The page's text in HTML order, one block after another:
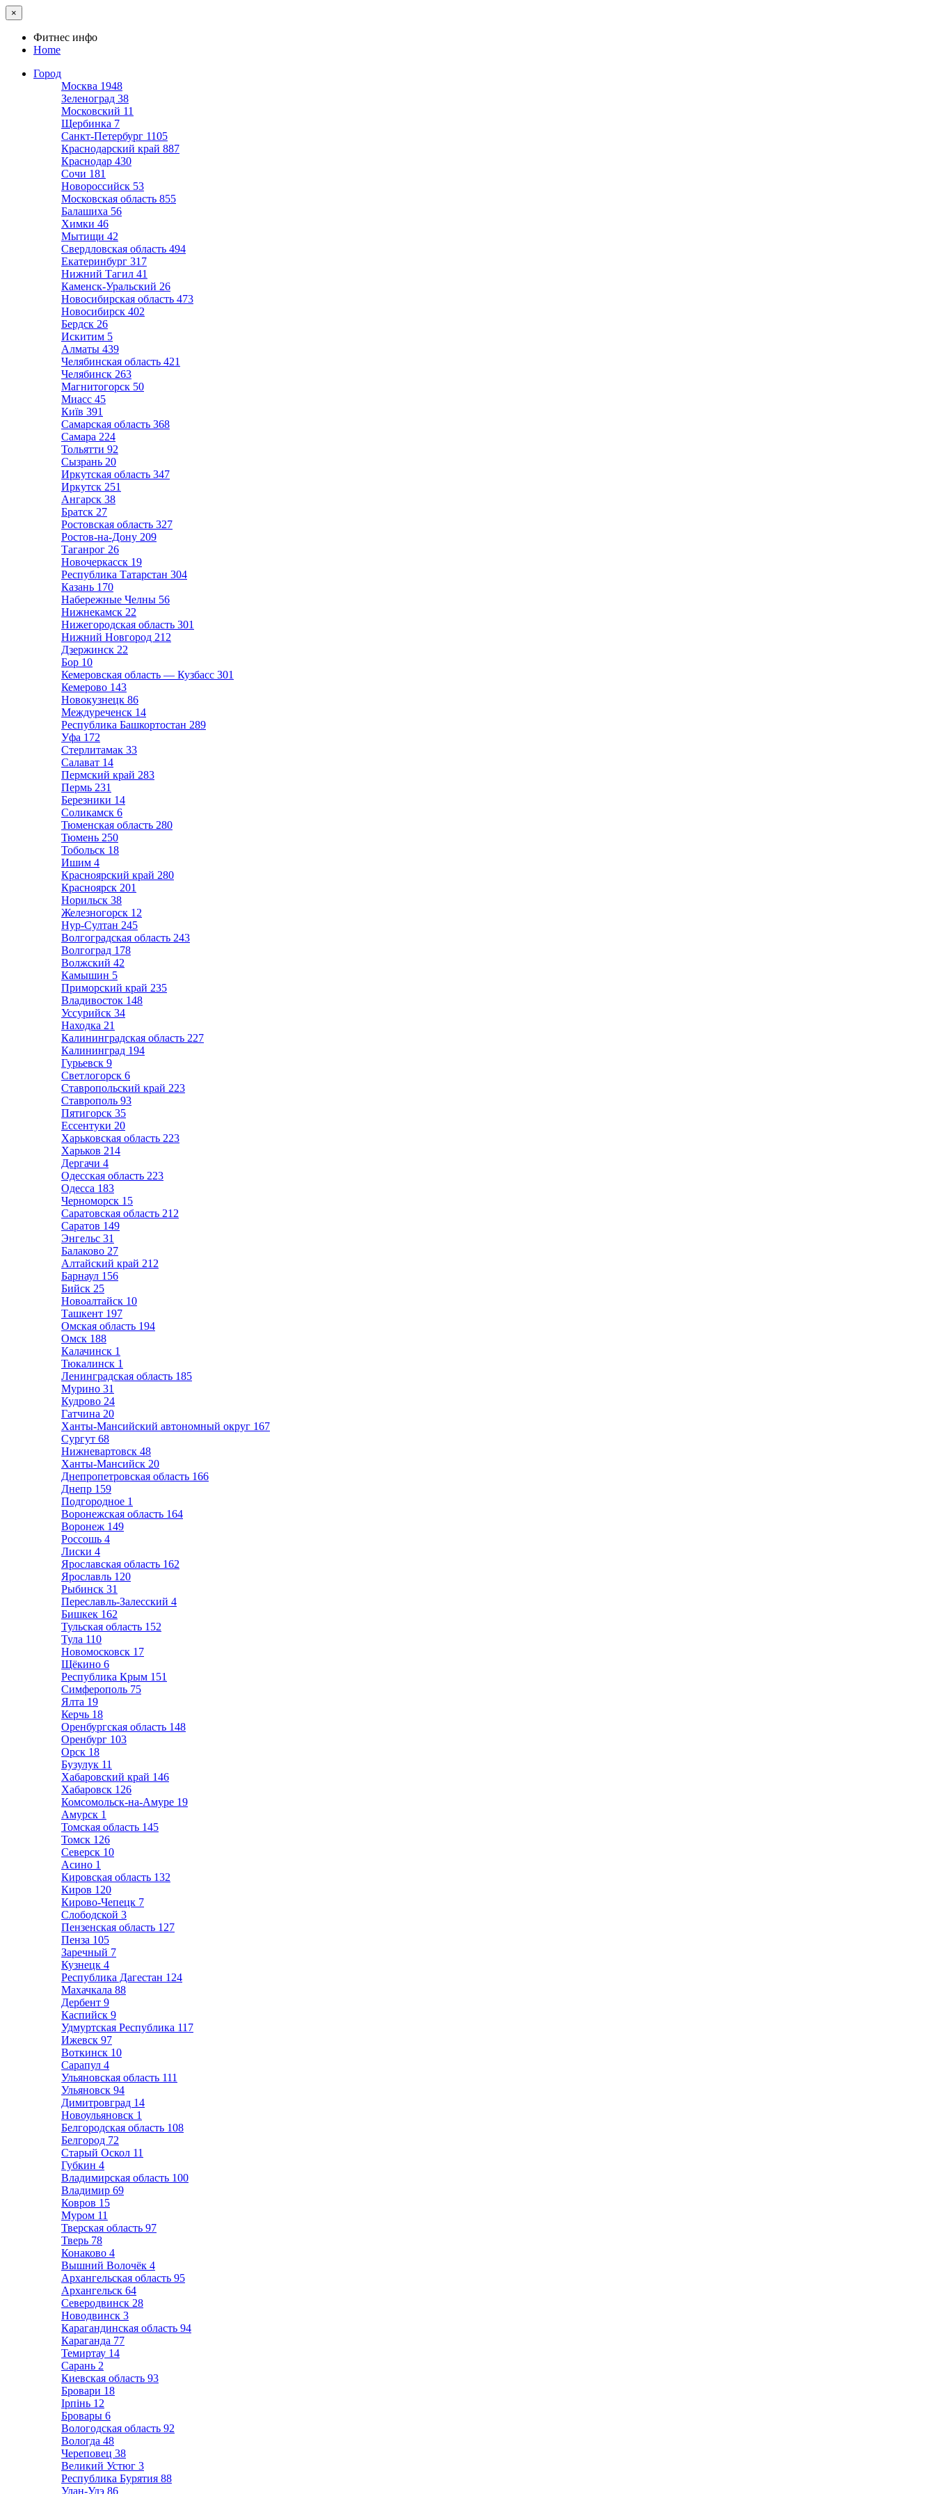
×
Фитнес инфо
Home
Город
Москва 1948
Зеленоград 38
Московский 11
Щербинка 7
Санкт-Петербург 1105
Краснодарский край 887
Краснодар 430
Сочи 181
Новороссийск 53
Московская область 855
Балашиха 56
Химки 46
Мытищи 42
Свердловская область 494
Екатеринбург 317
Нижний Тагил 41
Каменск-Уральский 26
Новосибирская область 473
Новосибирск 402
Бердск 26
Искитим 5
Алматы 439
Челябинская область 421
Челябинск 263
Магнитогорск 50
Миасс 45
Київ 391
Самарская область 368
Самара 224
Тольятти 92
Сызрань 20
Иркутская область 347
Иркутск 251
Ангарск 38
Братск 27
Ростовская область 327
Ростов-на-Дону 209
Таганрог 26
Новочеркасск 19
Республика Татарстан 304
Казань 170
Набережные Челны 56
Нижнекамск 22
Нижегородская область 301
Нижний Новгород 212
Дзержинск 22
Бор 10
Кемеровская область — Кузбасс 301
Кемерово 143
Новокузнецк 86
Междуреченск 14
Республика Башкортостан 289
Уфа 172
Стерлитамак 33
Салават 14
Пермский край 283
Пермь 231
Березники 14
Соликамск 6
Тюменская область 280
Тюмень 250
Тобольск 18
Ишим 4
Красноярский край 280
Красноярск 201
Норильск 38
Железногорск 12
Нур-Султан 245
Волгоградская область 243
Волгоград 178
Волжский 42
Камышин 5
Приморский край 235
Владивосток 148
Уссурийск 34
Находка 21
Калининградская область 227
Калининград 194
Гурьевск 9
Светлогорск 6
Ставропольский край 223
Ставрополь 93
Пятигорск 35
Ессентуки 20
Харьковская область 223
Харьков 214
Дергачи 4
Одесская область 223
Одесса 183
Черноморск 15
Саратовская область 212
Саратов 149
Энгельс 31
Балаково 27
Алтайский край 212
Барнаул 156
Бийск 25
Новоалтайск 10
Ташкент 197
Омская область 194
Омск 188
Калачинск 1
Тюкалинск 1
Ленинградская область 185
Мурино 31
Кудрово 24
Гатчина 20
Ханты-Мансийский автономный округ 167
Сургут 68
Нижневартовск 48
Ханты-Мансийск 20
Днепропетровская область 166
Днепр 159
Подгородное 1
Воронежская область 164
Воронеж 149
Россошь 4
Лиски 4
Ярославская область 162
Ярославль 120
Рыбинск 31
Переславль-Залесский 4
Бишкек 162
Тульская область 152
Тула 110
Новомосковск 17
Щёкино 6
Республика Крым 151
Симферополь 75
Ялта 19
Керчь 18
Оренбургская область 148
Оренбург 103
Орск 18
Бузулук 11
Хабаровский край 146
Хабаровск 126
Комсомольск-на-Амуре 19
Амурск 1
Томская область 145
Томск 126
Северск 10
Асино 1
Кировская область 132
Киров 120
Кирово-Чепецк 7
Слободской 3
Пензенская область 127
Пенза 105
Заречный 7
Кузнецк 4
Республика Дагестан 124
Махачкала 88
Дербент 9
Каспийск 9
Удмуртская Республика 117
Ижевск 97
Воткинск 10
Сарапул 4
Ульяновская область 111
Ульяновск 94
Димитровград 14
Новоульяновск 1
Белгородская область 108
Белгород 72
Старый Оскол 11
Губкин 4
Владимирская область 100
Владимир 69
Ковров 15
Муром 11
Тверская область 97
Тверь 78
Конаково 4
Вышний Волочёк 4
Архангельская область 95
Архангельск 64
Северодвинск 28
Новодвинск 3
Карагандинская область 94
Караганда 77
Темиртау 14
Сарань 2
Киевская область 93
Бровари 18
Ірпінь 12
Бровары 6
Вологодская область 92
Вологда 48
Череповец 38
Великий Устюг 3
Республика Бурятия 88
Улан-Удэ 86